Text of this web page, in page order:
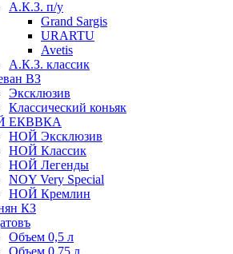
А.К.З. п/у
Grand Sargis
URARTU
Avetis
А.К.З. классик
ВЗ
Эксклюзив
Классический коньяк
ЕКВВКА
НОЙ Эксклюзив
НОЙ Классик
НОЙ Легенды
NOY Very Speсial
НОЙ Кремлин
КЗ
Объем 0,5 л
Объем 0,75 л